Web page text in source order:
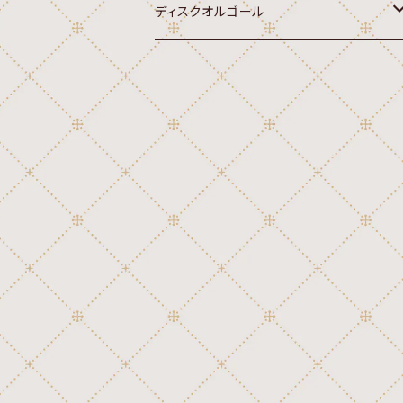
ディスクオルゴール
オルゴール
20弁ディスク(Sankyo,Rhythm 7")
行進曲
国歌
22弁ディスク(Rhythm,Sankyo 4-3/
4")
クラシック
行進曲
30弁ディスク(Thorens,Reuge 4-1/
クラシック
45弁ディスク(Sankyo 10-5/8")
クラシック
46弁ディスク(Polyphon 9-5/8")